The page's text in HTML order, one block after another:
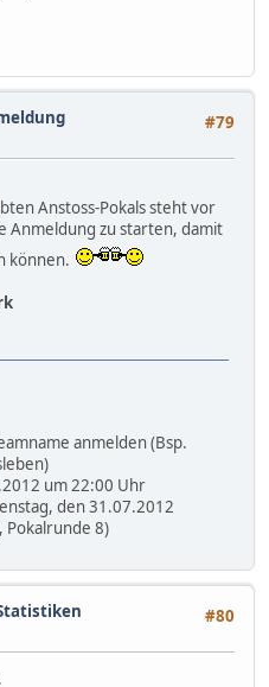
#79
Anstoss-Pokals steht vor
Anmeldung zu starten, damit
können.
anmelden (Bsp.
um 22:00 Uhr
den 31.07.2012
Pokalrunde 8)
#80